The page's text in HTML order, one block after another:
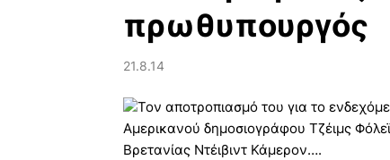
πρωθυπουργός
21.8.14
Τον αποτροπιασμό του για το
Αμερικανού δημοσιογράφου Τζέιμς
Βρετανίας Ντέιβιντ Κάμερον….